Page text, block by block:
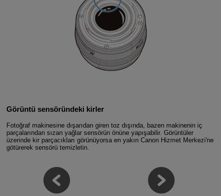
Görüntü sensöründeki kirler
Fotoğraf makinesine dışarıdan giren toz dışında, bazen makinenin iç
parçalarından sızan yağlar sensörün önüne yapışabilir. Görüntüler
üzerinde kir parçacıkları görünüyorsa en yakın Canon Hizmet Merkezi'ne
götürerek sensörü temizletin.